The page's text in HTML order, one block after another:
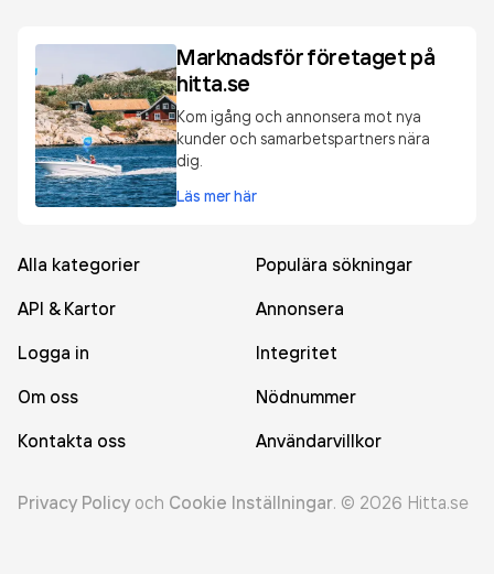
Marknadsför företaget på
hitta.se
Kom igång och annonsera mot nya
kunder och samarbetspartners nära
dig.
Läs mer här
Alla kategorier
Populära sökningar
API & Kartor
Annonsera
Logga in
Integritet
Om oss
Nödnummer
Kontakta oss
Användarvillkor
Privacy Policy och Cookie Inställningar. © 2026 Hitta.se